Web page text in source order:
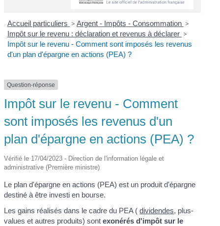
Accueil particuliers > Argent - Impôts - Consommation >
Impôt sur le revenu : déclaration et revenus à déclarer >
Impôt sur le revenu - Comment sont imposés les revenus
d'un plan d'épargne en actions (PEA) ?
Question-réponse
Impôt sur le revenu - Comment
sont imposés les revenus d'un
plan d'épargne en actions (PEA) ?
Vérifié le 17/04/2023 - Direction de l'information légale et
administrative (Première ministre)
Le plan d'épargne en actions (PEA) est un produit d'épargne
destiné à être investi en bourse.
Les gains réalisés dans le cadre du PEA (dividendes, plus-
values et autres produits) sontexonérés d'impôt sur le